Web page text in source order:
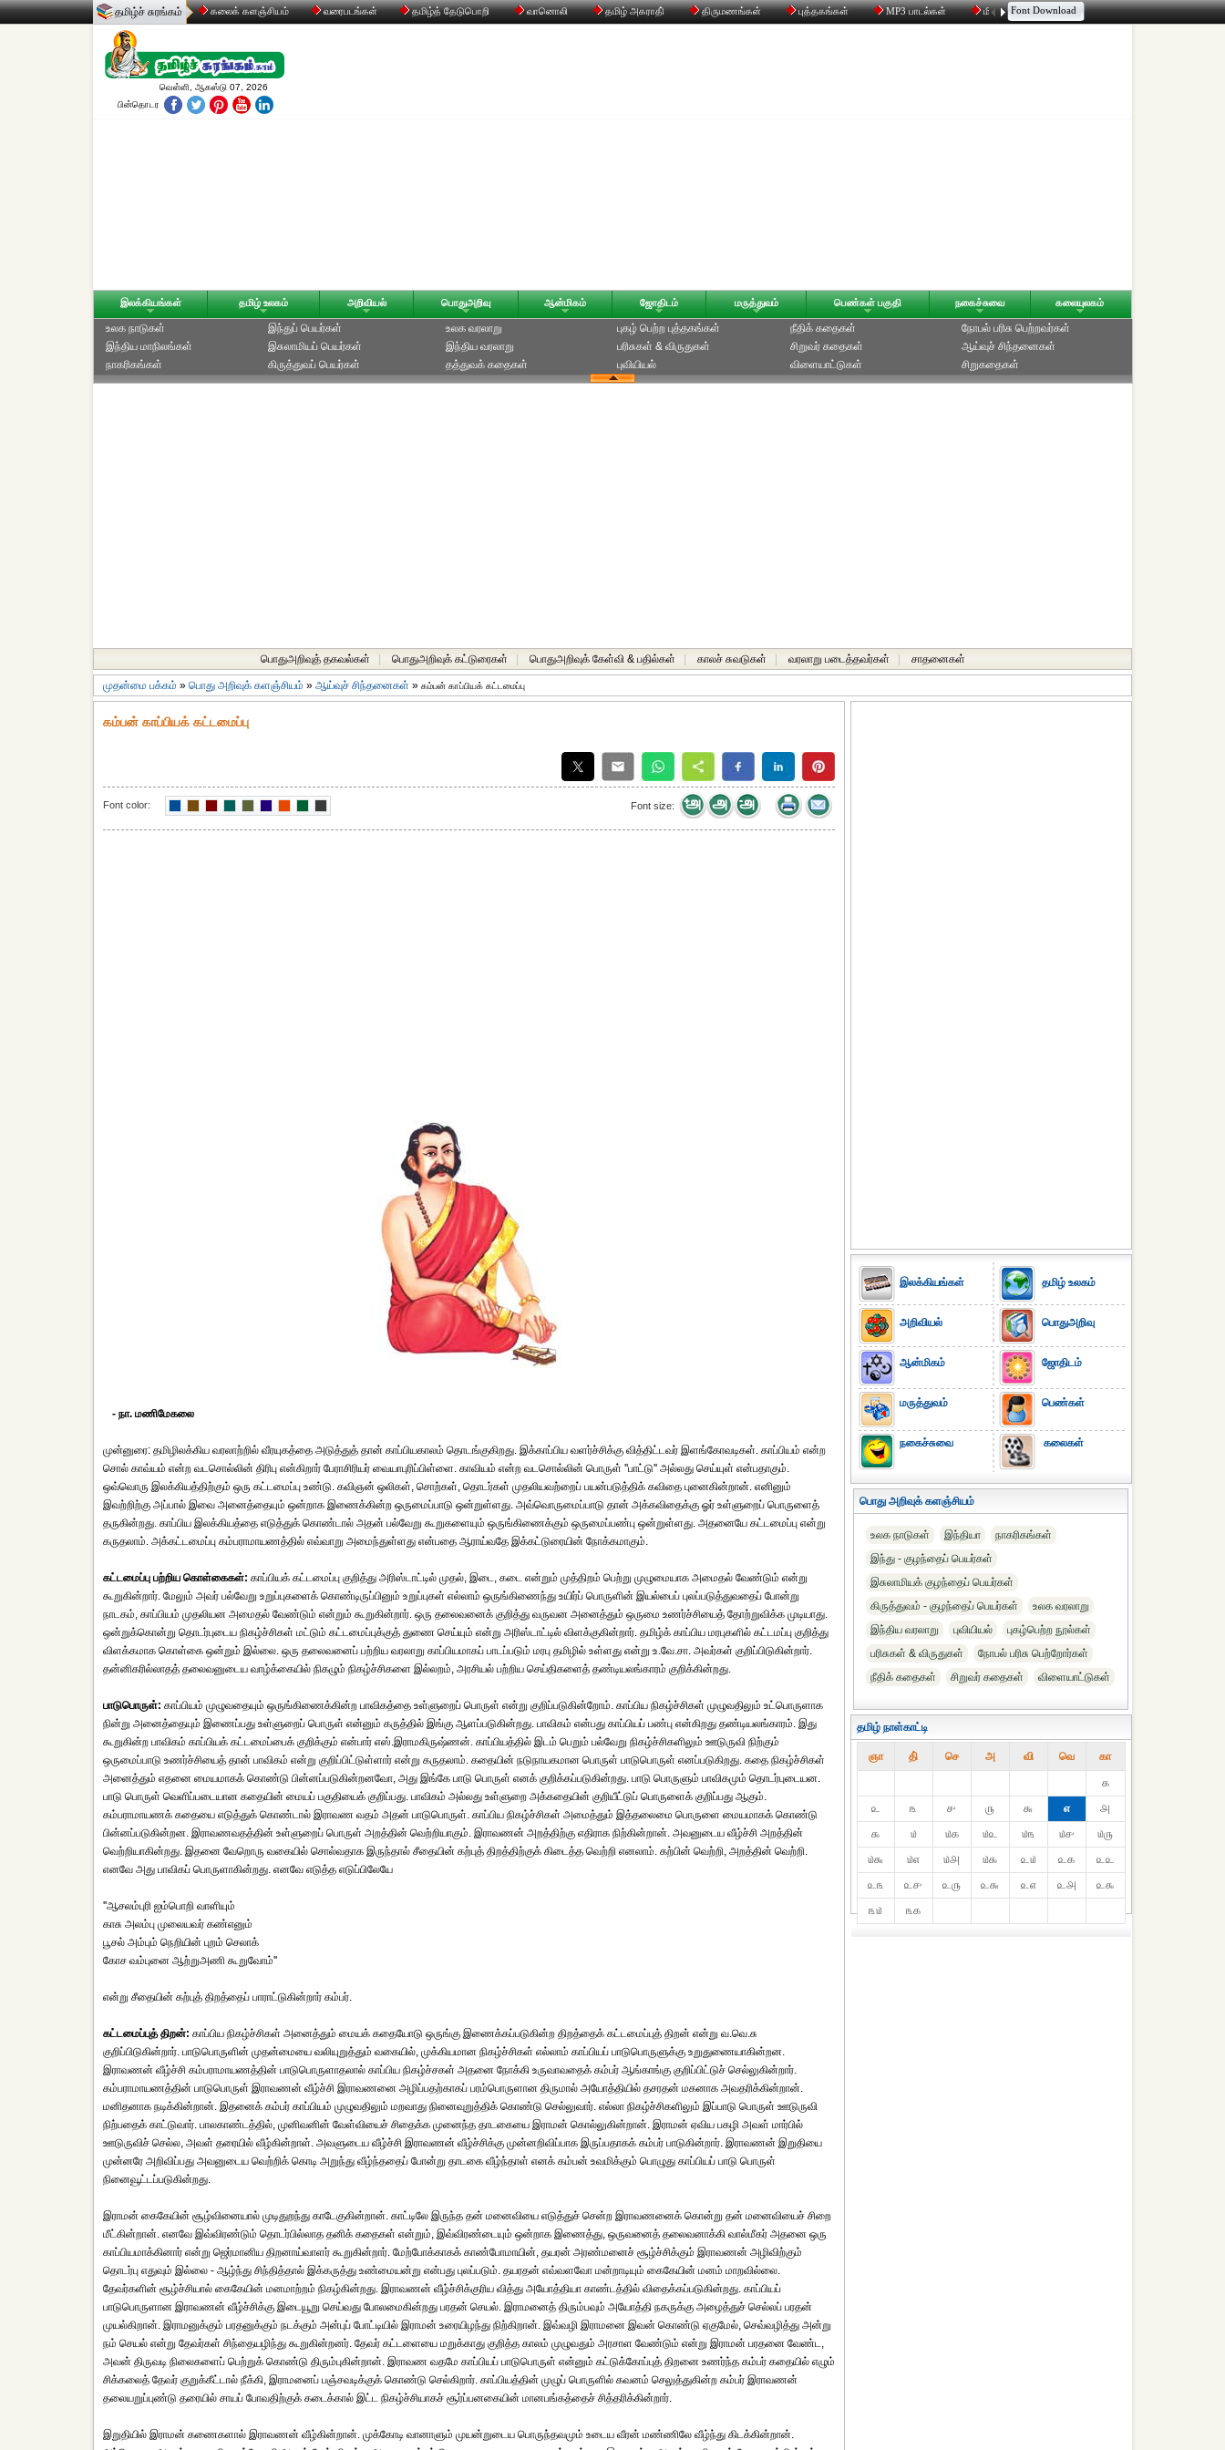
தமிழ்ச் சுரங்கம் கலைக் களஞ்சியம் வரைபடங்கள் தமிழ்த் தேடுபொறி வானொலி தமிழ் அகராதி் திருமணங்கள் புத்தகங்கள் MP3 பாடல்கள் மின்னஞ்சல் திரட்டி உரையாடல்
Font Download
வெள்ளி, ஆகஸ்டு 07, 2026
பின்தொடர
இலக்கியங்கள் தமிழ் உலகம் அறிவியல் பொதுஅறிவு ஆன்மிகம் ஜோதிடம் மருத்துவம் பெண்கள் பகுதி நகைச்சுவை கலையுலகம்
உலக நாடுகள்
இந்திய மாநிலங்கள்
நாகரிகங்கள்
இந்துப் பெயர்கள்
இசுலாமியப் பெயர்கள்
கிருத்துவப் பெயர்கள்
உலக வரலாறு
இந்திய வரலாறு
தத்துவக் கதைகள்
புகழ் பெற்ற புத்தகங்கள்
பரிசுகள் & விருதுகள்
புவியியல்
நீதிக் கதைகள்
சிறுவர் கதைகள்
விளையாட்டுகள்
நோபல் பரிசு‎ பெற்றவர்‎கள்
ஆய்வுச் சிந்தனைகள்
சிறுகதைகள்
பொதுஅறிவுத் தகவல்கள் பொதுஅறிவுக் கட்டுரைகள் பொதுஅறிவுக் கேள்வி & பதில்கள் காலச் சுவடுகள் வரலாறு படைத்தவர்கள் சாதனைகள்‎
முதன்மை பக்கம் » பொது அறிவுக் களஞ்சியம் » ஆய்வுச் சிந்தனைகள் » கம்பன் காப்பியக் கட்டமைப்பு
கம்பன் காப்பியக் கட்டமைப்பு
Font color: Font size:
- நா. மணிமேகலை
முன்னுரை: தமிழிலக்கிய வரலாற்றில் வீரயுகத்தை அடுத்துத் தான் காப்பியகாலம் தொடங்குகிறது. இக்காப்பிய வளர்ச்சிக்கு வித்திட்டவர் இளங்கோவடிகள். காப்பியம் என்ற
சொல் காவ்யம் என்ற வடசொல்லின் திரிபு என்கிறார் பேராசிரியர் வையாபுரிப்பிள்ளை. காவியம் என்ற வடசொல்லின் பொருள் ''பாட்டு'' அல்லது செய்யுள் என்பதாகும்.
ஒவ்வொரு இலக்கியத்திற்கும் ஒரு கட்டமைப்பு உண்டு. கவிஞன் ஒலிகள், சொற்கள், தொடர்கள் முதலியவற்றைப் பயன்படுத்திக் கவிதை புனைகின்றான். எனினும்
இவற்றிற்கு அப்பால் இவை அனைத்தையும் ஒன்றாக இணைக்கின்ற ஒருமைப்பாடு ஒன்றுள்ளது. அவ்வொருமைப்பாடு தான் அக்கவிதைக்கு ஓர் உள்ளுறைப் பொருளைத்
தருகின்றது. காப்பிய இலக்கியத்தை எடுத்துக் கொண்டால் அதன் பல்வேறு கூறுகளையும் ஒருங்கிணைக்கும் ஒருமைப்பண்பு ஒன்றுள்ளது. அதனையே கட்டமைப்பு என்று
கருதலாம். அக்கட்டமைப்பு கம்பராமாயணத்தில் எவ்வாறு அமைந்துள்ளது என்பதை ஆராய்வதே இக்கட்டுரையின் நோக்கமாகும்.
கட்டமைப்பு பற்றிய கொள்கைகள்: காப்பியக் கட்டமைப்பு குறித்து அரிஸ்டாட்டில் முதல், இடை, கடை என்றும் முத்திறம் பெற்று முழுமையாக அமைதல் வேண்டும் என்று
கூறுகின்றார். மேலும் அவர் பல்வேறு உறுப்புகளைக் கொண்டிருப்பினும் உறுப்புகள் எல்லாம் ஒருங்கிணைந்து உயிர்ப் பொருளின் இயல்பைப் புலப்படுத்துவதைப் போன்று
நாடகம், காப்பியம் முதலியன அமைதல் வேண்டும் என்றும் கூறுகின்றார். ஒரு தலைவனைக் குறித்து வருவன அனைத்தும் ஒருமை உணர்ச்சியைத் தோற்றுவிக்க முடியாது.
ஒன்றுக்கொன்று தொடர்புடைய நிகழ்ச்சிகள் மட்டும் கட்டமைப்புக்குத் துணை செய்யும் என்று அரிஸ்டாட்டில் விளக்குகின்றார். தமிழ்க் காப்பிய மரபுகளில் கட்டமப்பு குறித்து
விளக்கமாக கொள்கை ஒன்றும் இல்லை. ஒரு தலைவனைப் பற்றிய வரலாறு காப்பியமாகப் பாடப்படும் மரபு தமிழில் உள்ளது என்று உ.வே.சா. அவர்கள் குறிப்பிடுகின்றார்.
தன்னிகரில்லாதத் தலைவனுடைய வாழ்க்கையில் நிகழும் நிகழ்ச்சிகளை இல்லறம், அரசியல் பற்றிய செய்திகளைத் தண்டியலங்காரம் குறிக்கின்றது.
பாடுபொருள்: காப்பியம் முழுவதையும் ஒருங்கிணைக்கின்ற பாவிகத்தை உள்ளுறைப் பொருள் என்று குறிப்படுகின்றோம். காப்பிய நிகழ்ச்சிகள் முழுவதிலும் உட்பொருளாக
நின்று அனைத்தையும் இணைப்பது உள்ளுறைப் பொருள் என்னும் கருத்தில் இங்கு ஆளப்படுகின்றது. பாவிகம் என்பது காப்பியப் பண்பு என்கிறது தண்டியலங்காரம். இது
கூறுகின்ற பாவிகம் காப்பியக் கட்டமைப்பைக் குறிக்கும் என்பார் எஸ்.இராமகிருஷ்ணன். காப்பியத்தில் இடம் பெறும் பல்வேறு நிகழ்ச்சிகளிலும் ஊடுருவி நிற்கும்
ஒருமைப்பாடு உணர்ச்சியைத் தான் பாவிகம் என்று குறிப்பிட்டுள்ளார் என்று கருதலாம். கதையின் நடுநாயகமான பொருள் பாடுபொருள் எனப்படுகிறது. கதை நிகழ்ச்சிகள்
அனைத்தும் எதனை மையமாகக் கொண்டு பின்னப்படுகின்றனவோ, அது இங்கே பாடு பொருள் எனக் குறிக்கப்படுகின்றது. பாடு பொருளும் பாவிகமும் தொடர்புடையன.
பாடு பொருள் வெளிப்படையான கதையின் மையப் பகுதியைக் குறிப்பது. பாவிகம் அல்லது உள்ளுறை அக்கதையின் குறியீட்டுப் பொருளைக் குறிப்பது ஆகும்.
கம்பராமாயணக் கதையை எடுத்துக் கொண்டால் இராவண வதம் அதன் பாடுபொருள். காப்பிய நிகழ்ச்சிகள் அமைத்தும் இத்தலைமை பொருளை மையமாகக் கொண்டு
பின்னப்படுகின்றன. இராவணவதத்தின் உள்ளுறைப் பொருள் அறத்தின் வெற்றியாகும். இராவணன் அறத்திற்கு எதிராக நிற்கின்றான். அவனுடைய வீழ்ச்சி அறத்தின்
வெற்றியாகின்றது. இதனை வேறொரு வகையில் சொல்வதாக இருந்தால் சீதையின் கற்புத் திறத்திற்குக் கிடைத்த வெற்றி எனலாம். கற்பின் வெற்றி, அறத்தின் வெற்றி.
எனவே அது பாவிகப் பொருளாகின்றது. எனவே எடுத்த எடுப்பிலேயே
''ஆசலம்புரி ஐம்பொறி வாளியும்
காசு அலம்பு முலையவர் கண்எனும்
பூசல் அம்பும் நெறியின் புறம் செலாக்
கோச வம்புனை ஆற்றுஅணி கூறுவோம்''
என்று சீதையின் கற்புத் திறத்தைப் பாராட்டுகின்றார் கம்பர்.
கட்டமைப்புத் திறன்: காப்பிய நிகழ்ச்சிகள் அனைத்தும் மையக் கதையோடு ஒருங்கு இணைக்கப்படுகின்ற திறத்தைக் கட்டமைப்புத் திறன் என்று வ.வெ.சு
குறிப்பிடுகின்றார். பாடுபொருளின் முதன்மையை வலியுறுத்தும் வகையில், முக்கியமான நிகழ்ச்சிகள் எல்லாம் காப்பியப் பாடுபொருளுக்கு உறுதுணையாகின்றன.
இராவணன் வீழ்ச்சி கம்பராமாயணத்தின் பாடுபொருளாதலால் காப்பிய நிகழ்ச்சகள் அதனை நோக்கி உருவாவதைக் கம்பர் ஆங்காங்கு குறிப்பிட்டுச் செல்லுகின்றார்.
கம்பராமாயணத்தின் பாடுபொருள் இராவணன் வீழ்ச்சி இராவணனை அழிப்பதற்காகப் பரம்பொருளான திருமால் அயோத்தியில் தசரதன் மகனாக அவதரிக்கின்றான்.
மனிதனாக நடிக்கின்றான். இதனைக் கம்பர் காப்பியம் முழுவதிலும் மறவாது நினைவுறுத்திக் கொண்டு செல்லுவார். எல்லா நிகழ்ச்சிகளிலும் இப்பாடு பொருள் ஊடுருவி
நிற்பதைக் காட்டுவார். பாலகாண்டத்தில், முனிவனின் வேள்வியைச் சிதைக்க முனைந்த தாடகையை இராமன் கொல்லுகின்றான். இராமன் ஏவிய பகழி அவள் மார்பில்
ஊடுருவிச் செல்ல, அவள் தரையில் வீழ்கின்றாள். அவளுடைய வீழ்ச்சி இராவணன் வீழ்ச்சிக்கு முன்னறிவிப்பாக இருப்பதாகக் கம்பர் பாடுகின்றார். இராவணன் இறுதியை
முன்னரே அறிவிப்பது அவனுடைய வெற்றிக் கொடி அறுந்து வீழ்ந்ததைப் போன்று தாடகை வீழ்ந்தாள் எனக் கம்பன் உவமிக்கும் பொழுது காப்பியப் பாடு பொருள்
நினைவூட்டப்படுகின்றது.
இராமன் கைகேயின் சூழ்வினையால் முடிதுறந்து காடேகுகின்றான். காட்டிலே இருந்த தன் மனைவியை எடுத்துச் சென்ற இராவணனைக் கொன்று தன் மனைவியைச் சிறை
மீட்கின்றான். எனவே இவ்விரண்டும் தொடர்பில்லாத தனிக் கதைகள் என்றும், இவ்விரண்டையும் ஒன்றாக இணைத்து, ஒருவனைத் தலைவனாக்கி வால்மீகர் அதனை ஒரு
காப்பியமாக்கினார் என்று ஜெர்மானிய திறனாய்வாளர் கூறுகின்றார். மேற்போக்காகக் காண்போமாயின், தயரன் அரண்மனைச் சூழ்ச்சிக்கும் இராவணன் அழிவிற்கும்
தொடர்பு எதுவும் இல்லை - ஆழ்ந்து சிந்தித்தால் இக்கருத்து உண்மையன்று என்பது புலப்படும். தயரதன் எவ்வளவோ மன்றாடியும் கைகேயின் மனம் மாறவில்லை.
தேவர்களின் சூழ்ச்சியால் கைகேயின் மனமாற்றம் நிகழ்கின்றது. இராவணன் வீழ்ச்சிக்குரிய வித்து அயோத்தியா காண்டத்தில் விதைக்கப்படுகின்றது. காப்பியப்
பாடுபொருளான இராவணன் வீழ்ச்சிக்கு இடையூறு செய்வது போலமைகின்றது பரதன் செயல். இராமனைத் திரும்பவும் அயோத்தி நகருக்கு அழைத்துச் செல்லப் பரதன்
முயல்கிறான். இராமனுக்கும் பரதனுக்கும் நடக்கும் அன்புப் போட்டியில் இராமன் உரையிழந்து நிற்கிறான். இவ்வழி இராமனை இவன் கொண்டு ஏகுமேல், செவ்வழித்து அன்று
நம் செயல் என்று தேவர்கள் சிந்தையழிந்து கூறுகின்றனர். தேவர் கட்டளையை மறுக்காது குறித்த காலம் முழுவதும் அரசாள வேண்டும் என்று இராமன் பரதனை வேண்ட,
அவன் திருவடி நிலைகளைப் பெற்றுக் கொண்டு திரும்புகின்றான். இராவண வதமே காப்பியப் பாடுபொருள் என்னும் கட்டுக்கோப்புத் திறனை உணர்ந்த கம்பர் கதையில் எழும்
சிக்கலைத் தேவர் குறுக்கீட்டால் நீக்கி, இராமனைப் பஞ்சவடிக்குக் கொண்டு செல்கிறார். காப்பியத்தின் முழுப் பொருளில் கவனம் செலுத்துகின்ற கம்பர் இராவணன்
தலையறுப்புண்டு தரையில் சாயப் போவதிற்குக் கடைக்கால் இட்ட நிகழ்ச்சியாகச் சூர்ப்பனகையின் மானபங்கத்தைச் சித்தரிக்கின்றார்.
இறுதியில் இராமன் கணைகளால் இராவணன் வீழ்கின்றான். முக்கோடி வானாளும் முயன்றுடைய பொருந்தவமும் உடைய வீரன் மண்ணிலே வீழ்ந்து கிடக்கின்றான்.
இலக்கியங்கள்
அறிவியல்
ஆன்மிகம்
மருத்துவம்
நகைச்சுவை
தமிழ் உலகம்
பொதுஅறிவு
ஜோதிடம்
பெண்கள்
கலைகள்
பொது அறிவுக் களஞ்சியம்
உலக நாடுகள் இந்தியா
நாகரிகங்கள்
இந்து - குழந்தைப் பெயர்கள்
இசுலாமியக் குழந்தைப் பெயர்கள்
கிருத்துவம் - குழந்தைப் பெயர்கள்
உலக வரலாறு
இந்திய வரலாறு
புவியியல்
புகழ்பெற்ற நூல்கள்
பரிசுகள் & விருதுகள்
நோபல் பரிசு‎ பெற்றோர்‎கள்
நீதிக் கதைகள்
சிறுவர் கதைகள் விளையாட்டுகள்
தமிழ் நாள்காட்டி
ஞா தி் செ அ வி வெ கா
௧
௨
௩ ௪ ௫ ௬ ௭
௮
௯
௰ ௰௧ ௰௨ ௰௩ ௰௪
௰௫
௰௬
௰௭ ௰௮ ௰௯ ௨௰ ௨௧
௨௨
௨௩
௨௪ ௨௫ ௨௬ ௨௭ ௨௮
௨௯
௩௰
௩௧